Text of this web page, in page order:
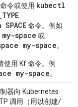
令或使用 kubectl
SPACE命令。例如
space 或
my-space。
使用 Kf 命令。例
my-space。
器向 Kubernetes
调用（用以创建/